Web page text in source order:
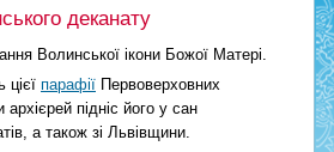
деканату
Волинської ікони Божої Матері.
парафії Первоверховних
підніс його у сан
а також зі Львівщини.